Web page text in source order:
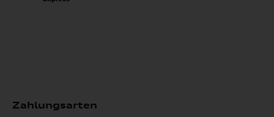
Zahlungsarten